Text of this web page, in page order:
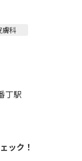
膚科
丁駅
ック！